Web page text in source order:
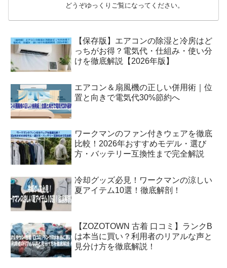
どうぞゆっくりご覧になってください。
【保存版】エアコンの除湿と冷房はど
っちがお得？電気代・仕組み・使い分
けを徹底解説【2026年版】
エアコン＆扇風機の正しい併用術｜位
置と向きで電気代30%節約へ
ワークマンのファン付きウェアを徹底
比較！2026年おすすめモデル・選び
方・バッテリー互換性まで完全解説
冷却グッズ必見！ワークマンの涼しい
夏アイテム10選！徹底解剖！
【ZOZOTOWN 古着 口コミ】ランクB
は本当に買い？利用者のリアルな声と
見分け方を徹底解説！